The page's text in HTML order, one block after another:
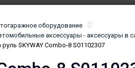
оборудование
аксессуары - аксессуары в
SKYWAY Combo-8 S01102307